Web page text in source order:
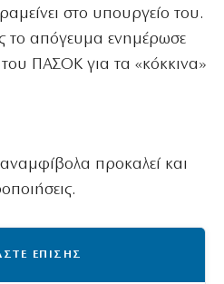
στο υπουργείο του.
το απόγευμα ενημέρωσε
ΠΑΣΟΚ για τα «κόκκινα»
προκαλεί και
ΕΠΙΣΗΣ